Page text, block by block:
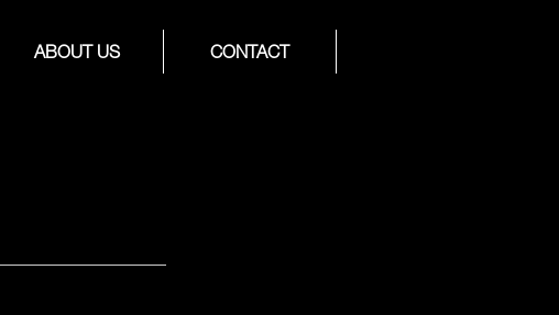
ABOUT US CONTACT